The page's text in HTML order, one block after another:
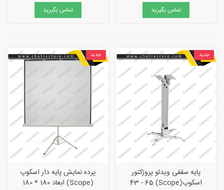
تماس بگیرید تماس بگیرید
جدید
پایه سقفی ویدئو پروژکتور
اسکوپ(Scope) 43 - 65
جدید
پرده نمایش پایه دار اسکوپ
(Scope) ابعاد 180 * 180